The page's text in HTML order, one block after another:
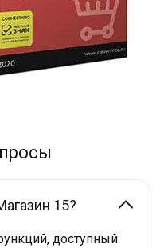
15?
доступный